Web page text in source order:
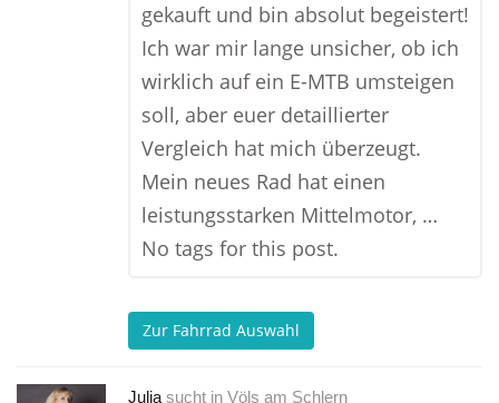
gekauft und bin absolut begeistert!
Ich war mir lange unsicher, ob ich
wirklich auf ein E-MTB umsteigen
soll, aber euer detaillierter
Vergleich hat mich überzeugt.
Mein neues Rad hat einen
leistungsstarken Mittelmotor, …
No tags for this post.
Zur Fahrrad Auswahl
Julia sucht in Völs am Schlern